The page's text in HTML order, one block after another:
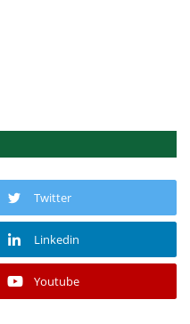
Twitter
Linkedin
Youtube